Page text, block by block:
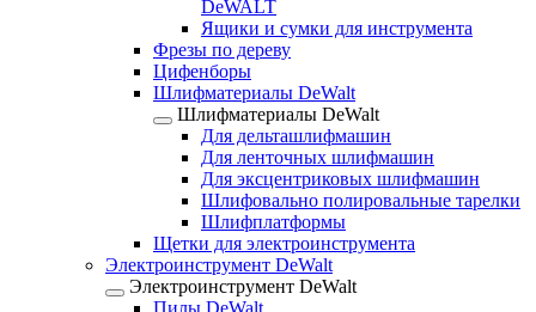
DeWALT
Ящики и сумки для инструмента
Фрезы по дереву
Цифенборы
Шлифматериалы DeWalt
Шлифматериалы DeWalt
Для дельташлифмашин
Для ленточных шлифмашин
Для эксцентриковых шлифмашин
Шлифовально полировальные тарелки
Шлифплатформы
Щетки для электроинструмента
Электроинструмент DeWalt
Электроинструмент DeWalt
Пилы DeWalt